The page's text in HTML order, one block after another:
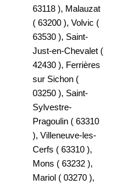
63118 ), Malauzat
( 63200 ), Volvic (
63530 ), Saint-
Just-en-Chevalet (
42430 ), Ferrières
sur Sichon (
03250 ), Saint-
Sylvestre-
Pragoulin ( 63310
), Villeneuve-les-
Cerfs ( 63310 ),
Mons (63232 ),
Mariol ( 03270 ),